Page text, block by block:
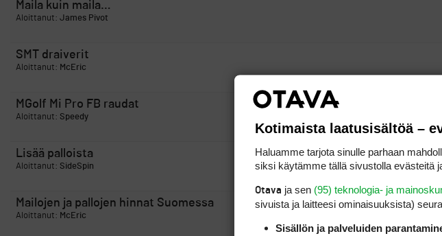
Maila kuin maila…
Aloittanut: James Pivot
SMT draiverit
Aloittanut: McEric
MGolf Mi Pro FB raudat
Aloittanut: Speedy
Lisää palloista
Aloittanut: SideSpin
Mailojen ja pallojen hinnat Suomessa
Aloittanut: McEric
Kotimaista laatusisältöä –
Haluamme tarjota sinulle parhaan
siksi käytämme tällä sivustolla evästeitä
Otava ja sen (95) teknologia- ja
sivuista ja laitteesi ominaisuuk­sista)
Sisällön ja palveluiden